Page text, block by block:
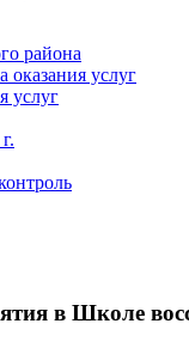
района
оказания услуг
услуг
в Школе